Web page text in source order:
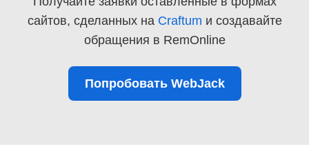
сайтов, сделанных на Craftum и создавайте
обращения в RemOnline
Попробовать WebJack